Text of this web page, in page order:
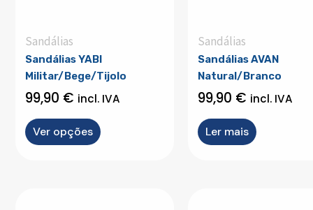
Sandálias
Sandálias YABI
Militar/Bege/Tijolo
99,90 € incl. IVA
Ver opções
chosen
on
the
product
Sandálias
Sandálias AVAN
Natural/Branco
99,90 € incl. IVA
Ler mais